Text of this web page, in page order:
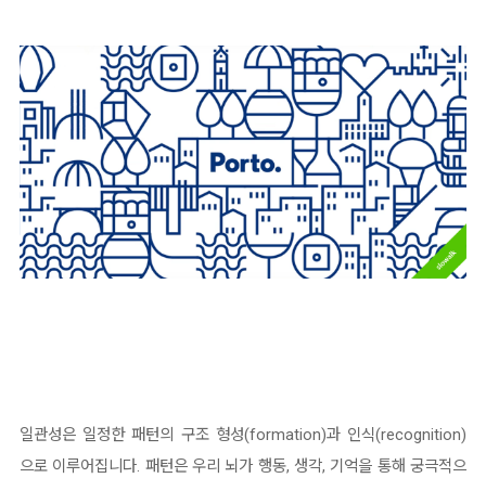
일관성은 일정한 패턴의 구조 형성(formation)과 인식(recognition)
으로 이루어집니다. 패턴은 우리 뇌가 행동, 생각, 기억을 통해 궁극적으